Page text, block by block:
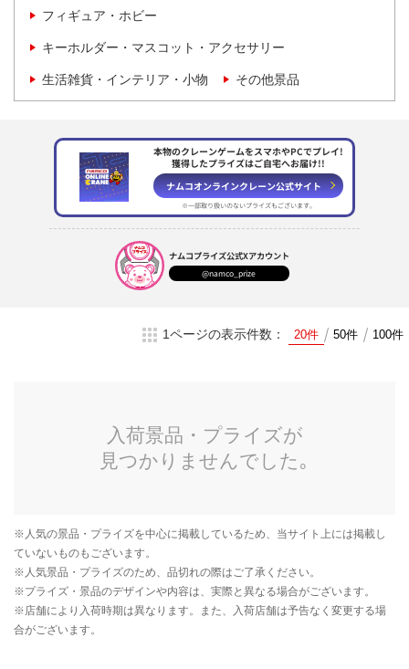
フィギュア・ホビー
キーホルダー・マスコット・アクセサリー
生活雑貨・インテリア・小物 その他景品
本物のクレーンゲームをスマホやPCでプレイ!
獲得したプライズはご自宅へお届け!!
ナムコオンラインクレーン公式サイト
※一部取り扱いのないプライズもございます。
ナムコプライズ公式Xアカウント
@namco_prize
1ページの表示件数： 20件 50件 100件